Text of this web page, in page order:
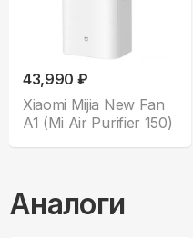
43,990 ₽
Xiaomi Mijia New Fan
A1 (Mi Air Purifier 150)
Аналоги